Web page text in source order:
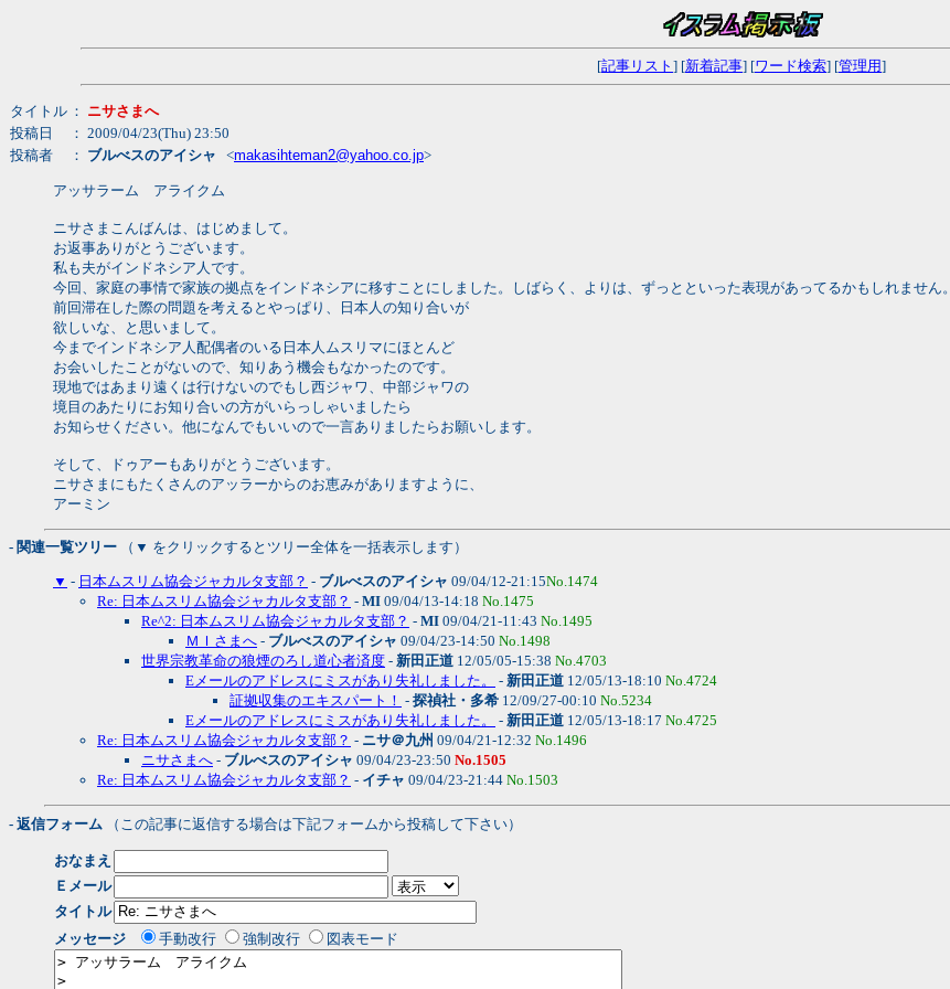
[記事リスト ] [新着記事] [ワード検索] [管理用]
タイトル ： ニサさまへ
投稿日
： 2009/04/23(Thu) 23:50
投稿者
： ブルべスのアイシャ <makasihteman2@yahoo.co.jp>
アッサラーム アライクム
ニサさまこんばんは、はじめまして。
お返事ありがとうございます。
私も夫がインドネシア人です。
今回、家庭の事情で家族の拠点をインドネシアに移すことにしました。しばらく、よりは、ずっとといった表現があってるかもしれません。
前回滞在した際の問題を考えるとやっぱり、日本人の知り合いが
欲しいな、と思いまして。
今までインドネシア人配偶者のいる日本人ムスリマにほとんど
お会いしたことがないので、知りあう機会もなかったのです。
現地ではあまり遠くは行けないのでもし西ジャワ、中部ジャワの
境目のあたりにお知り合いの方がいらっしゃいましたら
お知らせください。他になんでもいいので一言ありましたらお願いします。
そして、ドゥアーもありがとうございます。
ニサさまにもたくさんのアッラーからのお恵みがありますように、
アーミン
- 関連一覧ツリー （▼ をクリックするとツリー全体を一括表示します）
▼ - 日本ムスリム協会ジャカルタ支部？ - ブルべスのアイシャ 09/04/12-21:15No.1474
Re: 日本ムスリム協会ジャカルタ支部？ - MI 09/04/13-14:18 No.1475
Re^2: 日本ムスリム協会ジャカルタ支部？ - MI 09/04/21-11:43 No.1495
ＭＩさまへ - ブルべスのアイシャ 09/04/23-14:50 No.1498
世界宗教革命の狼煙のろし道心者済度 - 新田正道 12/05/05-15:38 No.4703
Eメールのアドレスにミスがあり失礼しました。
- 新田正道 12/05/13-18:10 No.4724
証拠収集のエキスパート！ - 探禎社・多希 12/09/27-00:10 No.5234
Eメールのアドレスにミスがあり失礼しました。
- 新田正道 12/05/13-18:17 No.4725
Re: 日本ムスリム協会ジャカルタ支部？ - ニサ＠九州 09/04/21-12:32 No.1496
ニサさまへ - ブルべスのアイシャ 09/04/23-23:50 No.1505
Re: 日本ムスリム協会ジャカルタ支部？ - イチャ 09/04/23-21:44 No.1503
- 返信フォーム （この記事に返信する場合は下記フォームから投稿して下さい）
おなまえ
Ｅメール
タイトル
メッセージ
手動改行 強制改行 図表モード